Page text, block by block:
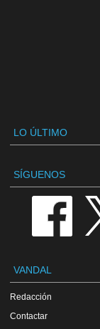
LO ÚLTIMO
SÍGUENOS
VANDAL
Redacción
Contactar